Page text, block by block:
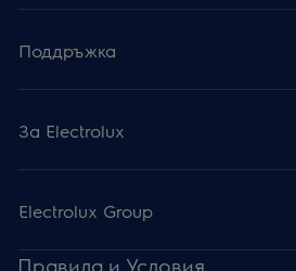
Поддръжка
За Electrolux
Electrolux Group
Правила и Условия